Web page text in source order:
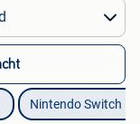
Nintendo Switch